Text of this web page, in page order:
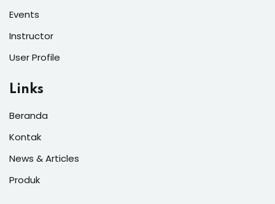
Events
Instructor
User Profile
Links
Beranda
Kontak
News & Articles
Produk